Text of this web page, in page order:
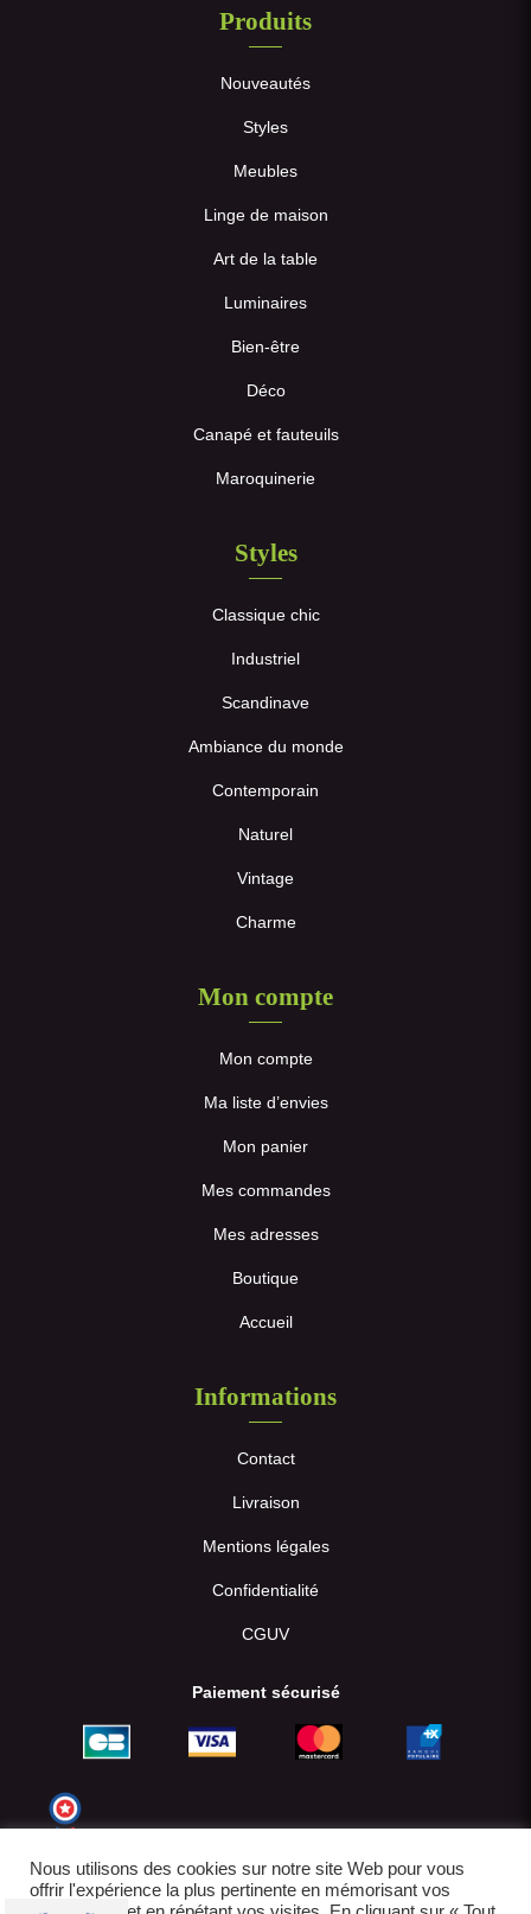
Produits
Nouveautés
Styles
Meubles
Linge de maison
Art de la table
Luminaires
Bien-être
Déco
Canapé et fauteuils
Maroquinerie
Styles
Classique chic
Industriel
Scandinave
Ambiance du monde
Contemporain
Naturel
Vintage
Charme
Mon compte
Mon compte
Ma liste d’envies
Mon panier
Mes commandes
Mes adresses
Boutique
Accueil
Informations
Contact
Livraison
Mentions légales
Confidentialité
CGUV
Paiement sécurisé
Nous utilisons des cookies sur notre site Web pour vous
offrir l'expérience la plus pertinente en mémorisant vos